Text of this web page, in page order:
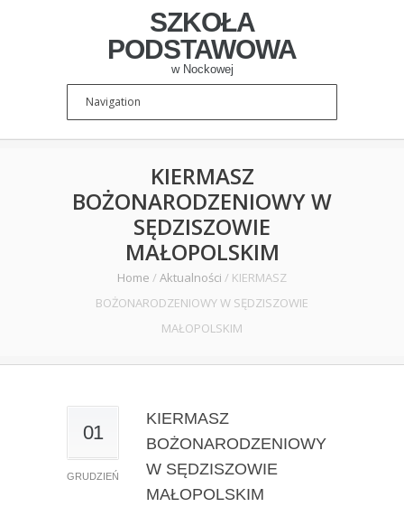
SZKOŁA
PODSTAWOWA
w Nockowej
KIERMASZ
BOŻONARODZENIOWY W
SĘDZISZOWIE
MAŁOPOLSKIM
Home / Aktualności / KIERMASZ
BOŻONARODZENIOWY W SĘDZISZOWIE
MAŁOPOLSKIM
01
GRUDZIEŃ
KIERMASZ
BOŻONARODZENIOWY
W SĘDZISZOWIE
MAŁOPOLSKIM